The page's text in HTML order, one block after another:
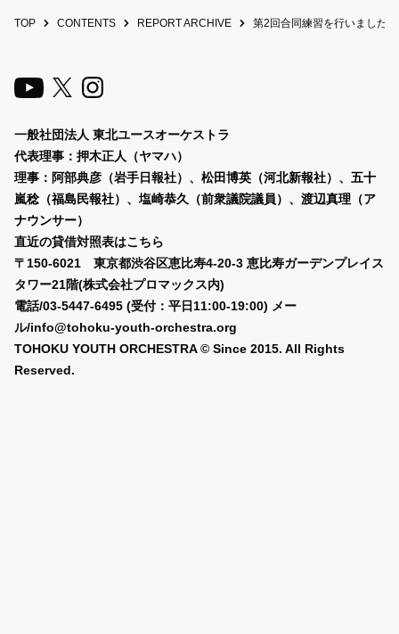
TOP CONTENTS REPORT ARCHIVE 第2回合同練習を行いました！
一般社団法人 東北ユースオーケストラ
代表理事：押木正人（ヤマハ）
理事：阿部典彦（岩手日報社）、 松田博英（河北新報社）、五十
嵐稔（福島民報社）、塩崎恭久（前衆議院議員）、渡辺真理（ア
ナウンサー）
直近の貸借対照表はこちら
〒150-6021 東京都渋谷区恵比寿4-20-3 恵比寿ガーデンプレイス
タワー21階(株式会社プロマックス内)
電話/03-5447-6495 (受付：平日11:00-19:00) メー
ル/info@tohoku-youth-orchestra.org
TOHOKU YOUTH ORCHESTRA © Since 2015. All Rights
Reserved.